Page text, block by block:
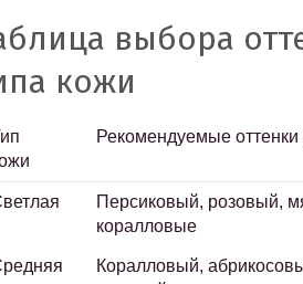
выбора
кожи
Рекомендуемые оттенки
Персиковый, розовый,
коралловые
Коралловый,